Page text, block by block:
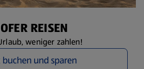
REISEN
weniger zahlen!
buchen und sparen